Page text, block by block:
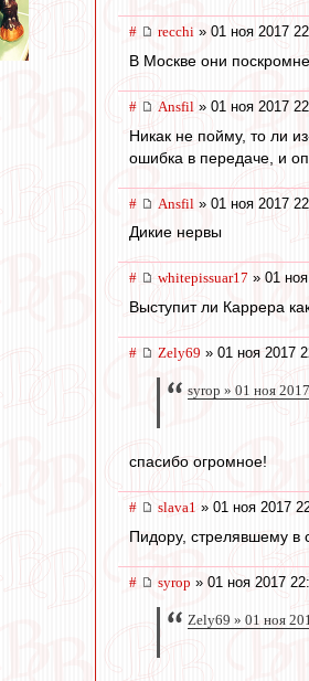
# recchi » 01 ноя 2017
В Москве они
# Ansfil » 01 ноя 2017
Никак не пойму, то ли
ошибка в передаче, и
# Ansfil » 01 ноя 2017
Дикие нервы
# whitepissuar17 » 01
Выступит ли Каррера
# Zely69 » 01 ноя 2017
syrop » 01 ноя
спасибо огромное!
# slava1 » 01 ноя 2017
Пидору, стрелявшему в
# syrop » 01 ноя 2017
Zely69 » 01 ноя